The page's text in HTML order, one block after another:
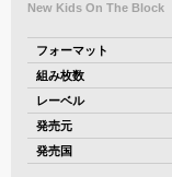
New Kids On The Block
フォーマット
組み枚数
レーベル
発売元
発売国